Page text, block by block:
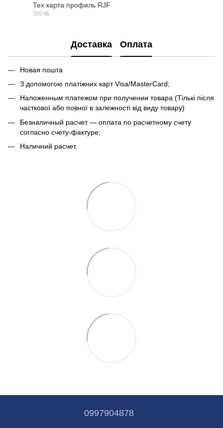
Тех карта профиль RJF
320 КБ
Доставка Оплата
Новая пошта
З допомогою платіжних карт Visa/MasterCard;
Наложенным платежом при получении товара (Тількі після
часткової або повної в залежності від виду товару)
Безналичный расчет — оплата по расчетному счету
согласно счету-фактуре;
Наличний расчет.
0997904878